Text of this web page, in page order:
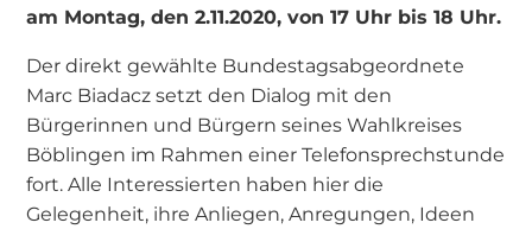
am Montag, den 2.11.2020, von 17 Uhr bis 18 Uhr.
Der direkt gewählte Bundestagsabgeordnete
Marc Biadacz setzt den Dialog mit den
Bürgerinnen und Bürgern seines Wahlkreises
Böblingen im Rahmen einer Telefonsprechstunde
fort. Alle Interessierten haben hier die
Gelegenheit, ihre Anliegen, Anregungen, Ideen